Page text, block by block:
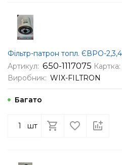
Фільтр-патрон топл. ЄВРО-
Артикул: 650-1117075 Картка:
Виробник: WIX-FILTRON
Багато
шт